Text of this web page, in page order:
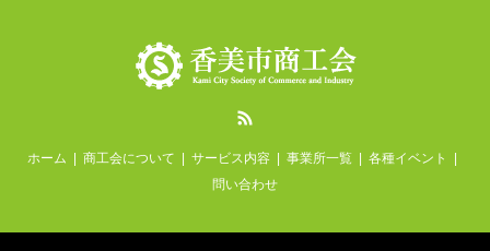
ホーム 商工会について サービス内容 事業所一覧
各種イベント
問い合わせ